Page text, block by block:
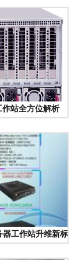
站全方位解析
工作站升维新标杆